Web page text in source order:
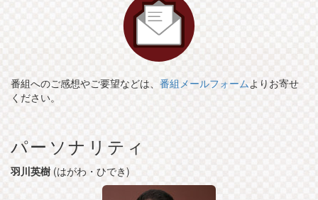
番組へのご感想やご要望などは、 番組メールフォームよりお寄せ
ください。
パーソナリティ
羽川英樹 (はがわ・ひでき)